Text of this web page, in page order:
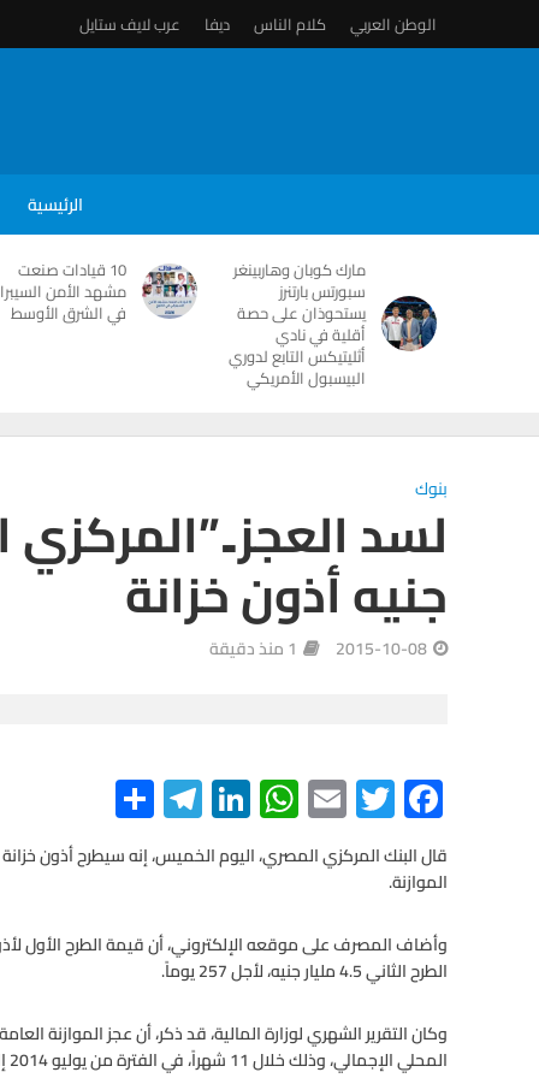
الوطن العربي كلام الناس ديفا عرب لايف ستايل
الرئيسية
مارك كوبان وهاربينغر
سبورتس بارتنرز
يستحوذان على حصة
أقلية في نادي
أثليتيكس التابع لدوري
البيسبول الأمريكي
10 قيادات صنعت
مشهد الأمن
في الشرق الأوسط
بنوك
جنيه أذون خزانة
2015-10-08 1 منذ دقيقة
F
ac
e
o
o
k
T
wi
tt
E
m
ail
W
h
at
A
p
p
Li
n
ke
n
Te
le
gr
a
m
S
h
ar
الموازنة.
الطرح الثاني 4.5 مليار جنيه، لأجل 257 يوماً.
المحلي الإجمالي، وذلك خلال 11 شهراً، في الفترة من يوليو 2014 إلى مايو 2015، مقابل 9.5% خلال العام المالي السابق.